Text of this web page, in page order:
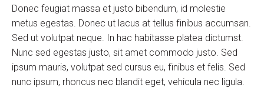
Donec feugiat massa et justo bibendum, id molestie
metus egestas. Donec ut lacus at tellus finibus accumsan.
Sed ut volutpat neque. In hac habitasse platea dictumst.
Nunc sed egestas justo, sit amet commodo justo. Sed
ipsum mauris, volutpat sed cursus eu, finibus et felis. Sed
nunc ipsum, rhoncus nec blandit eget, vehicula nec ligula.